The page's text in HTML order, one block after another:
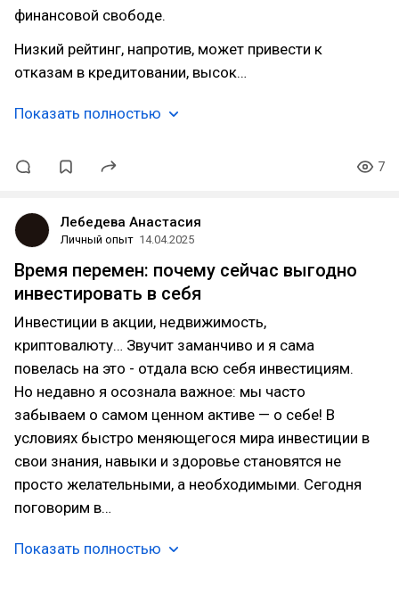
финансовой свободе.
Низкий рейтинг, напротив, может привести к
отказам в кредитовании, высок…
Показать полностью
7
Лебедева Анастасия
Личный опыт 14.04.2025
Время перемен: почему сейчас выгодно
инвестировать в себя
Инвестиции в акции, недвижимость,
криптовалюту… Звучит заманчиво и я сама
повелась на это - отдала всю себя инвестициям.
Но недавно я осознала важное: мы часто
забываем о самом ценном активе — о себе! В
условиях быстро меняющегося мира инвестиции в
свои знания, навыки и здоровье становятся не
просто желательными, а необходимыми. Сегодня
поговорим в…
Показать полностью